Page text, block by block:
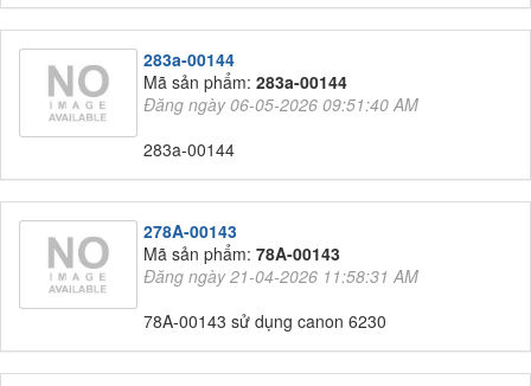
283a-00144
Mã sản phẩm: 283a-00144
Đăng ngày 06-05-2026 09:51:40 AM
283a-00144
278A-00143
Mã sản phẩm: 78A-00143
Đăng ngày 21-04-2026 11:58:31 AM
78A-00143 sử dụng canon 6230